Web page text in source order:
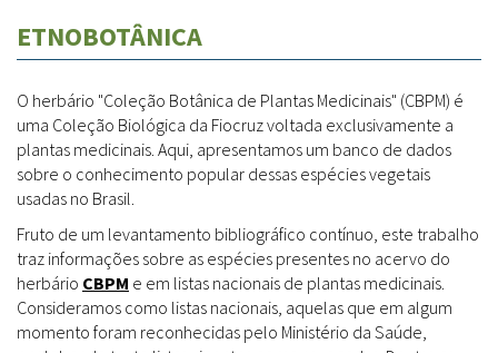
ETNOBOTÂNICA
O herbário "Coleção Botânica de Plantas Medicinais" (CBPM) é
uma Coleção Biológica da Fiocruz voltada exclusivamente a
plantas medicinais. Aqui, apresentamos um banco de dados
sobre o conhecimento popular dessas espécies vegetais
usadas no Brasil.
Fruto de um levantamento bibliográfico contínuo, este trabalho
traz informações sobre as espécies presentes no acervo do
herbário CBPM e em listas nacionais de plantas medicinais.
Consideramos como listas nacionais, aquelas que em algum
momento foram reconhecidas pelo Ministério da Saúde,